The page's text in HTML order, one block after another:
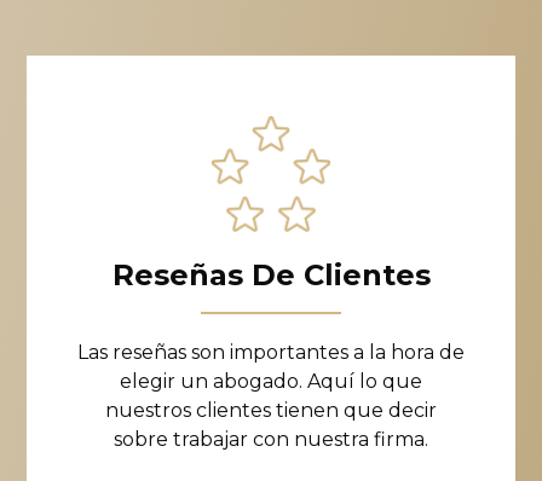
Reseñas De Clientes
Las reseñas son importantes a la hora de
elegir un abogado. Aquí lo que
nuestros clientes tienen que decir
sobre trabajar con nuestra firma.